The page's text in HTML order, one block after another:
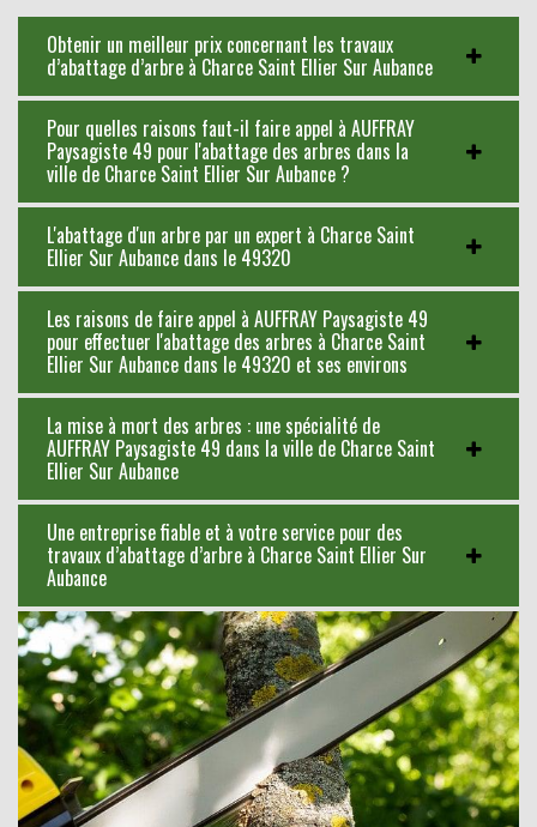
Obtenir un meilleur prix concernant les travaux
d’abattage d’arbre à Charce Saint Ellier Sur Aubance
Pour quelles raisons faut-il faire appel à AUFFRAY
Paysagiste 49 pour l'abattage des arbres dans la
ville de Charce Saint Ellier Sur Aubance ?
L'abattage d'un arbre par un expert à Charce Saint
Ellier Sur Aubance dans le 49320
Les raisons de faire appel à AUFFRAY Paysagiste 49
pour effectuer l'abattage des arbres à Charce Saint
Ellier Sur Aubance dans le 49320 et ses environs
La mise à mort des arbres : une spécialité de
AUFFRAY Paysagiste 49 dans la ville de Charce Saint
Ellier Sur Aubance
Une entreprise fiable et à votre service pour des
travaux d’abattage d’arbre à Charce Saint Ellier Sur
Aubance